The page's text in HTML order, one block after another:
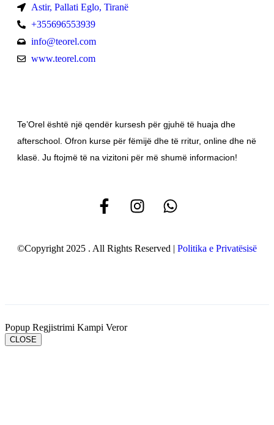
Astir, Pallati Eglo, Tiranë
+355696553939
info@teorel.com
www.teorel.com
Te’Orel është një qendër kursesh për gjuhë të huaja dhe
afterschool. Ofron kurse për fëmijë dhe të rritur, online dhe në
klasë. Ju ftojmë të na vizitoni për më shumë informacion!
©Copyright 2025 . All Rights Reserved | Politika e Privatësisë
Popup Regjistrimi Kampi Veror
CLOSE